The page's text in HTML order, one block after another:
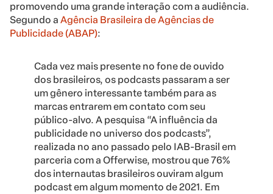
promovendo uma grande interação com a audiência.
Segundo a Agência Brasileira de Agências de
Publicidade (ABAP):
Cada vez mais presente no fone de ouvido
dos brasileiros, os podcasts passaram a ser
um gênero interessante também para as
marcas entrarem em contato com seu
público-alvo. A pesquisa “A influência da
publicidade no universo dos podcasts”,
realizada no ano passado pelo IAB-Brasil em
parceria com a Offerwise, mostrou que 76%
dos internautas brasileiros ouviram algum
podcast em algum momento de 2021. Em